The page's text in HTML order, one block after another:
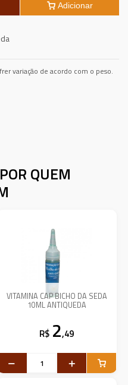
Adicionar
variação de acordo com o peso.
QUEM
VITAMINA CAP BICHO DA SEDA
10ML ANTIQUEDA
R$ 2,49